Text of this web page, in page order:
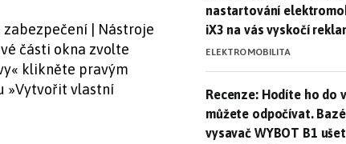
| Nástroje
části okna zvolte
klikněte pravým
»Vytvořit vlastní
nastartování
iX3 na vás vyskočí
ELEKTROMOBILITA
Recenze: Hodíte ho do
Recenze: Hodíte ho do
můžete odpočívat.
vysavač WYBOT B1